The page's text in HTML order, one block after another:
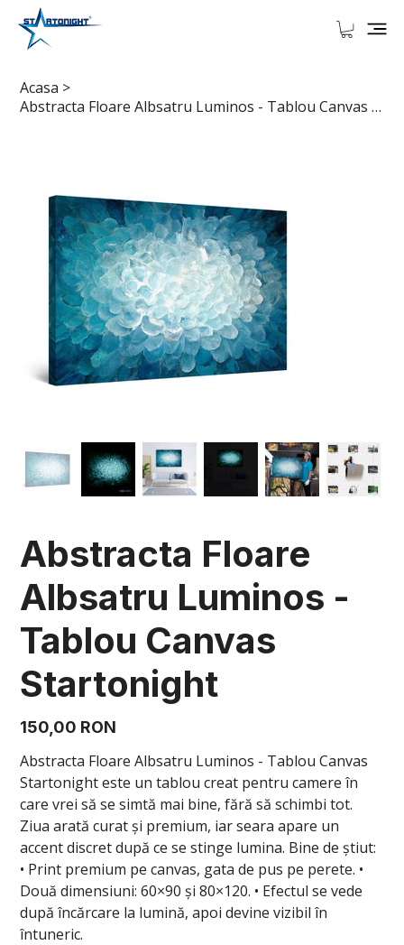
Acasa >
Abstracta Floare Albsatru Luminos - Tablou Canvas Startonight
Abstracta Floare
Albsatru Luminos -
Tablou Canvas
Startonight
Preț
150,00 RON
Abstracta Floare Albsatru Luminos - Tablou Canvas
Startonight este un tablou creat pentru camere în
care vrei să se simtă mai bine, fără să schimbi tot.
Ziua arată curat și premium, iar seara apare un
accent discret după ce se stinge lumina. Bine de știut:
• Print premium pe canvas, gata de pus pe perete. •
Două dimensiuni: 60×90 și 80×120. • Efectul se vede
după încărcare la lumină, apoi devine vizibil în
întuneric.